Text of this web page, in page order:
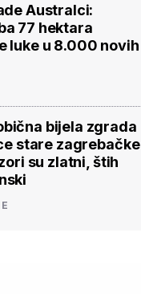
Australci:
77 hektara
luke u 8.000 novih
bijela zgrada
stare zagrebačke
su zlatni, štih